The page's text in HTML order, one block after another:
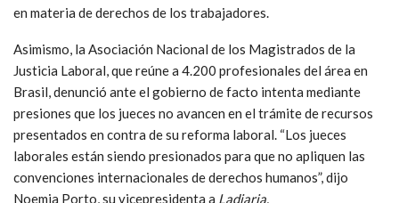
en materia de derechos de los trabajadores.
Asimismo, la Asociación Nacional de los Magistrados de la
Justicia Laboral, que reúne a 4.200 profesionales del área en
Brasil, denunció ante el gobierno de facto intenta mediante
presiones que los jueces no avancen en el trámite de recursos
presentados en contra de su reforma laboral. “Los jueces
laborales están siendo presionados para que no apliquen las
convenciones internacionales de derechos humanos”, dijo
Noemia Porto, su vicepresidenta a Ladiaria.